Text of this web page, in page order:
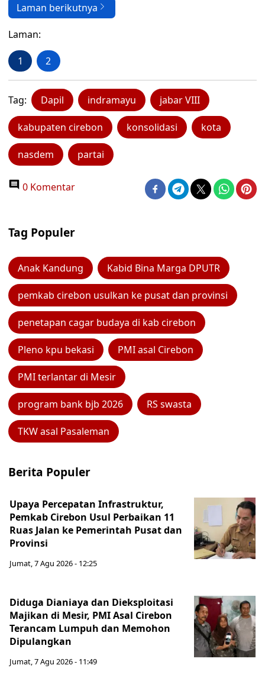
Laman berikutnya
Laman:
1 2
Tag: Dapil indramayu jabar VIII
kabupaten cirebon konsolidasi kota
nasdem partai
0 Komentar
Tag Populer
Anak Kandung Kabid Bina Marga DPUTR
pemkab cirebon usulkan ke pusat dan provinsi
penetapan cagar budaya di kab cirebon
Pleno kpu bekasi PMI asal Cirebon
PMI terlantar di Mesir
program bank bjb 2026 RS swasta
TKW asal Pasaleman
Berita Populer
Upaya Percepatan Infrastruktur,
Pemkab Cirebon Usul Perbaikan 11
Ruas Jalan ke Pemerintah Pusat dan
Provinsi
Jumat, 7 Agu 2026 - 12:25
Diduga Dianiaya dan Dieksploitasi
Majikan di Mesir, PMI Asal Cirebon
Terancam Lumpuh dan Memohon
Dipulangkan
Jumat, 7 Agu 2026 - 11:49